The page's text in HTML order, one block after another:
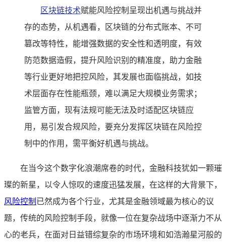
区块链技术赋能风险控制呈现出机遇与挑战并
存的态势，从机遇看，区块链的分布式账本、不可
篡改等特性，能增强数据的安全性和透明度，有效
防范数据造假，提升风险识别的精准度，助力金融
等行业更好地把控风险，其发展也面临挑战，如技
术层面存在性能瓶颈，难以满足大规模业务需求；
监管方面，现有法规可能无法及时适配区块链应
用，易引发合规风险，要充分发挥区块链在风险控
制中的作用，需平衡好机遇与挑战。
在当今这个数字化浪潮席卷的时代，金融科技犹如一颗璀
璨的新星，以令人惊叹的速度迅猛发展，在这样的大背景下，
风险控制 已然成为各个行业，尤其是金融领域最为核心的议
题，传统的风险控制手段，就像一位在复杂战场中逐渐力不从
心的老兵，在面对日益错综复杂的市场环境和如浩瀚星河般的